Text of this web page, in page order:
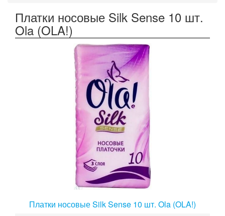
Платки носовые Silk Sense 10 шт.
Ola (OLA!)
Платки носовые Silk Sense 10 шт. Ola (OLA!)